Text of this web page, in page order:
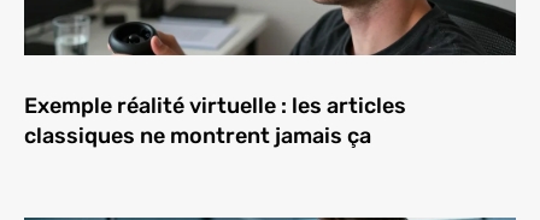
Exemple réalité virtuelle : les articles
classiques ne montrent jamais ça